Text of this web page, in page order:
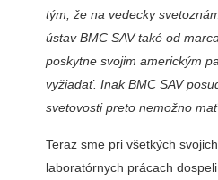
tým, že na vedecky
ústav BMC SAV také od
poskytne svojim americkým
vyžiadať. Inak BMC SAV
svetovosti preto nemožno
Teraz sme pri všetkých
laboratórnych prácach